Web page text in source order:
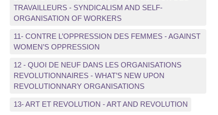
TRAVAILLEURS - SYNDICALISM AND SELF-
ORGANISATION OF WORKERS
11- CONTRE L’OPPRESSION DES FEMMES - AGAINST
WOMEN’S OPPRESSION
12 - QUOI DE NEUF DANS LES ORGANISATIONS
REVOLUTIONNAIRES - WHAT’S NEW UPON
REVOLUTIONNARY ORGANISATIONS
13- ART ET REVOLUTION - ART AND REVOLUTION